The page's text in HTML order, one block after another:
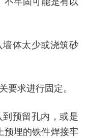
体太少或浇筑砂
要求进行固定。
预留孔内，或是
预埋的铁件焊接牢